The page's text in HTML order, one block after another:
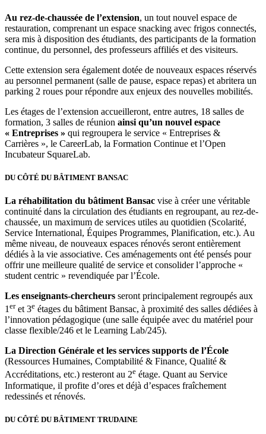
Au rez-de-chaussée de l’extension, un tout nouvel espace de
restauration, comprenant un espace snacking avec frigos connectés,
sera mis à disposition des étudiants, des participants de la formation
continue, du personnel, des professeurs affiliés et des visiteurs.
Cette extension sera également dotée de nouveaux espaces réservés
au personnel permanent (salle de pause, espace repas) et abritera un
parking 2 roues pour répondre aux enjeux des nouvelles mobilités.
Les étages de l’extension accueilleront, entre autres, 18 salles de
formation, 3 salles de réunion ainsi qu’un nouvel espace
« Entreprises » qui regroupera le service « Entreprises &
Carrières », le CareerLab, la Formation Continue et l’Open
Incubateur SquareLab.
DU CÔTÉ DU BÂTIMENT BANSAC
La réhabilitation du bâtiment Bansac vise à créer une véritable
continuité dans la circulation des étudiants en regroupant, au rez-de-
chaussée, un maximum de services utiles au quotidien (Scolarité,
Service International, Équipes Programmes, Planification, etc.). Au
même niveau, de nouveaux espaces rénovés seront entièrement
dédiés à la vie associative. Ces aménagements ont été pensés pour
offrir une meilleure qualité de service et consolider l’approche «
student centric » revendiquée par l’École.
Les enseignants-chercheurs seront principalement regroupés aux
1eret 3e étages du bâtiment Bansac, à proximité des salles dédiées à
l’innovation pédagogique (une salle équipée avec du matériel pour
classe flexible/246 et le Learning Lab/245).
La Direction Générale et les services supports de l’École
(Ressources Humaines, Comptabilité & Finance, Qualité &
Accréditations, etc.) resteront au 2e étage. Quant au Service
Informatique, il profite d’ores et déjà d’espaces fraîchement
redessinés et rénovés.
DU CÔTÉ DU BÂTIMENT TRUDAINE